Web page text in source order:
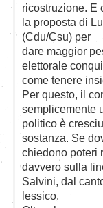
ricostruzione. E
la proposta di
(Cdu/Csu) per
dare maggior
elettorale
come tenere
Per questo, il
semplicemente
politico è
sostanza. Se
chiedono poteri
davvero sulla
Salvini, dal
lessico.